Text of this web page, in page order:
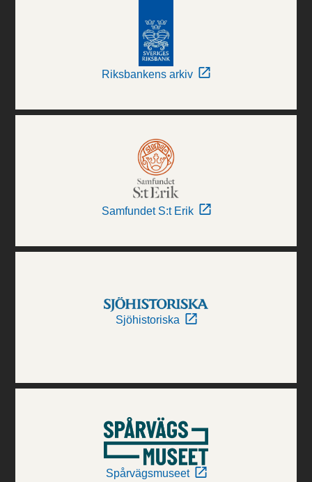
Riksbankens arkiv
Samfundet S:t Erik
Sjöhistoriska
Spårvägsmuseet